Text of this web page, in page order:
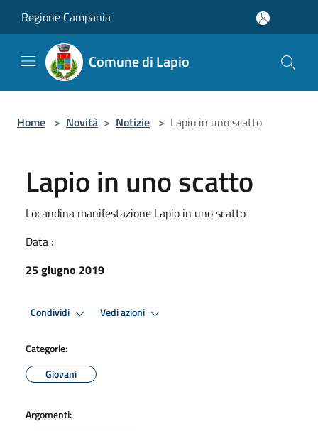
Regione Campania
Comune di Lapio
Home > Novità > Notizie > Lapio in uno scatto
Lapio in uno scatto
Locandina manifestazione Lapio in uno scatto
Data :
25 giugno 2019
Condividi Vedi azioni
Categorie:
Giovani
Argomenti: